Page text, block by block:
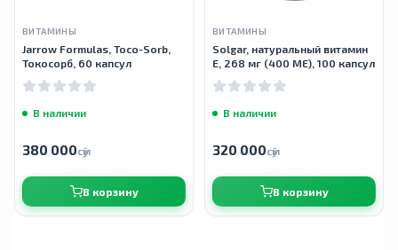
ВИТАМИНЫ
Jarrow Formulas, Toco-Sorb,
Токосорб, 60 капсул
В наличии
380 000сӯм
В корзину
ВИТАМИНЫ
Solgar, натуральный витамин
E, 268 мг (400 МЕ), 100 капсул
В наличии
320 000сӯм
В корзину